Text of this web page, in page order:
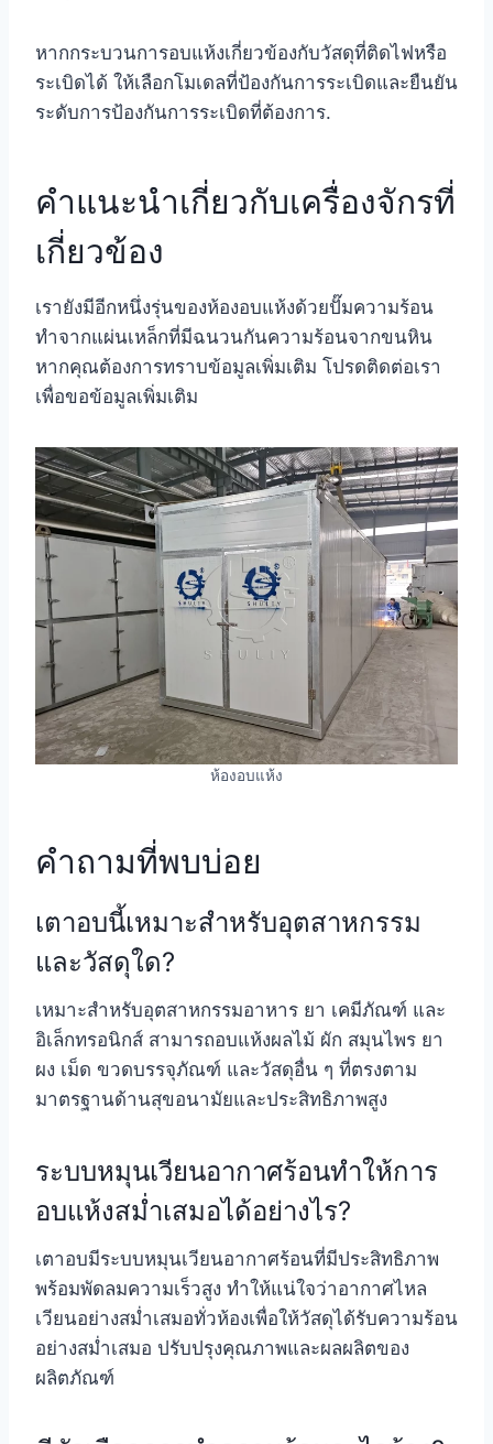
หากกระบวนการอบแห้งเกี่ยวข้องกับวัสดุที่ติดไฟหรือ
ระเบิดได้ ให้เลือกโมเดลที่ป้องกันการระเบิดและยืนยัน
ระดับการป้องกันการระเบิดที่ต้องการ.
คำแนะนำเกี่ยวกับเครื่องจักรที่
เกี่ยวข้อง
เรายังมีอีกหนึ่งรุ่นของห้องอบแห้งด้วยปั๊มความร้อน
ทำจากแผ่นเหล็กที่มีฉนวนกันความร้อนจากขนหิน
หากคุณต้องการทราบข้อมูลเพิ่มเติม โปรดติดต่อเรา
เพื่อขอข้อมูลเพิ่มเติม
ห้องอบแห้ง
คำถามที่พบบ่อย
เตาอบนี้เหมาะสำหรับอุตสาหกรรม
และวัสดุใด?
เหมาะสำหรับอุตสาหกรรมอาหาร ยา เคมีภัณฑ์ และ
อิเล็กทรอนิกส์ สามารถอบแห้งผลไม้ ผัก สมุนไพร ยา
ผง เม็ด ขวดบรรจุภัณฑ์ และวัสดุอื่น ๆ ที่ตรงตาม
มาตรฐานด้านสุขอนามัยและประสิทธิภาพสูง
ระบบหมุนเวียนอากาศร้อนทำให้การ
อบแห้งสม่ำเสมอได้อย่างไร?
เตาอบมีระบบหมุนเวียนอากาศร้อนที่มีประสิทธิภาพ
พร้อมพัดลมความเร็วสูง ทำให้แน่ใจว่าอากาศไหล
เวียนอย่างสม่ำเสมอทั่วห้องเพื่อให้วัสดุได้รับความร้อน
อย่างสม่ำเสมอ ปรับปรุงคุณภาพและผลผลิตของ
ผลิตภัณฑ์